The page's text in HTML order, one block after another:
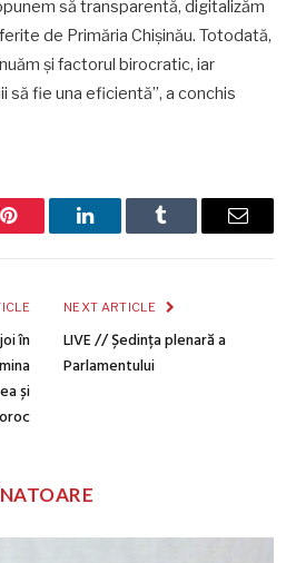
să transparentă, digitalizăm
de Primăria Chişinău. Totodată,
şi factorul birocratic, iar
să fie una eficientă”, a conchis
Pinterest LinkedInTumblr Email
în
și
NEXT ARTICLE
LIVE // Ședința plenară a
Parlamentului